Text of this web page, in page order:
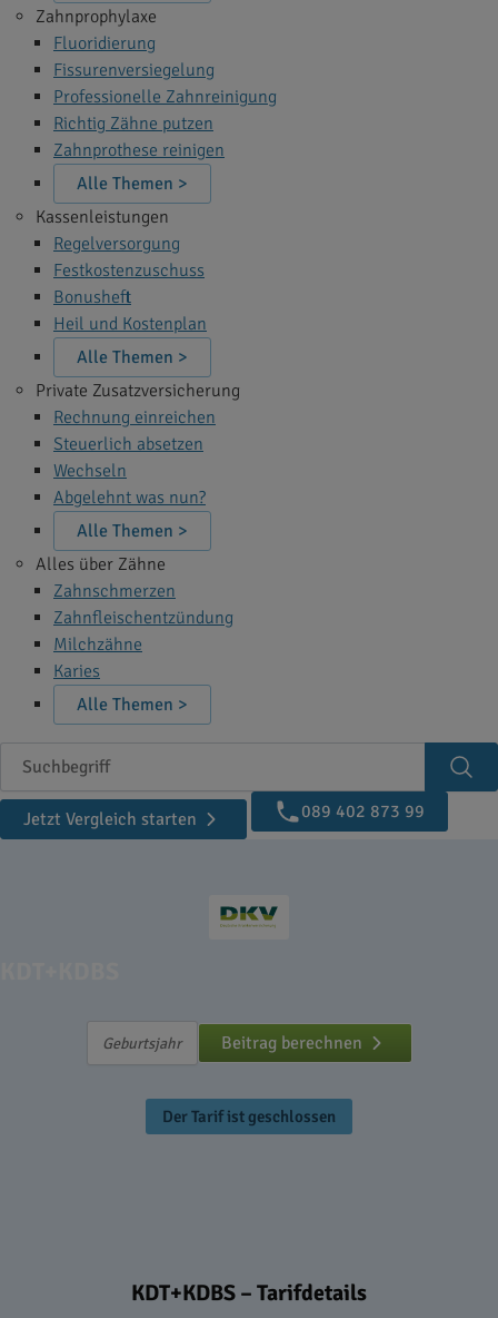
Zahnprophylaxe
Fluoridierung
Fissurenversiegelung
Professionelle Zahnreinigung
Richtig Zähne putzen
Zahnprothese reinigen
Alle Themen >
Kassenleistungen
Regelversorgung
Festkostenzuschuss
Bonusheft
Heil und Kostenplan
Alle Themen >
Private Zusatzversicherung
Rechnung einreichen
Steuerlich absetzen
Wechseln
Abgelehnt was nun?
Alle Themen >
Alles über Zähne
Zahnschmerzen
Zahnfleischentzündung
Milchzähne
Karies
Alle Themen >
Suchbegriff
Jetzt Vergleich starten
089 402 873 99
Beitrag berechnen
Der Tarif ist geschlossen
KDT+KDBS – Tarifdetails